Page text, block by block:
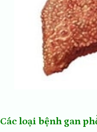
Các loại bệnh gan